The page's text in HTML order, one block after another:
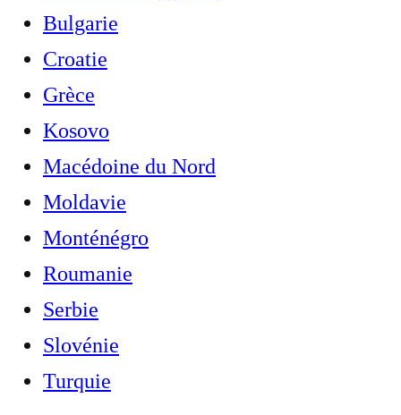
Bulgarie
Croatie
Grèce
Kosovo
Macédoine du Nord
Moldavie
Monténégro
Roumanie
Serbie
Slovénie
Turquie